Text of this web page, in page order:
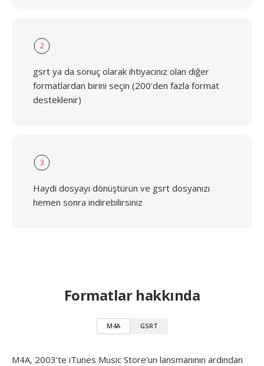
2
gsrt ya da sonuç olarak ihtiyacınız olan diğer
formatlardan birini seçin (200'den fazla format
desteklenir)
3
Haydi dosyayı dönüştürün ve gsrt dosyanızı
hemen sonra indirebilirsiniz
Formatlar hakkında
M4A GSRT
M4A, 2003'te iTunes Music Store'un lansmanının ardından